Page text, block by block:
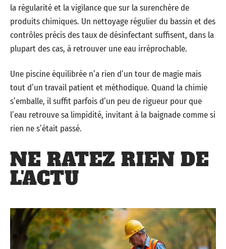
la régularité et la vigilance que sur la surenchère de
produits chimiques. Un nettoyage régulier du bassin et des
contrôles précis des taux de désinfectant suffisent, dans la
plupart des cas, à retrouver une eau irréprochable.
Une piscine équilibrée n’a rien d’un tour de magie mais
tout d’un travail patient et méthodique. Quand la chimie
s’emballe, il suffit parfois d’un peu de rigueur pour que
l’eau retrouve sa limpidité, invitant à la baignade comme si
rien ne s’était passé.
NE RATEZ RIEN DE
L'ACTU